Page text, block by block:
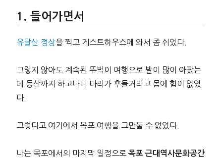
들어가면서
유달산 정상을 찍고 게스트하우스에 와서 좀 쉬었다.
그렇지 않아도 계속된 뚜벅이 여행으로 발이 많이 아팠는
데 등산까지 하고나니 다리가 후들거리고 몸에 힘이 없었
다.
그렇다고 여기에서 목포 여행을 그만둘 수 없었다.
나는 목포에서의 마지막 일정으로 목포 근대역사문화공간